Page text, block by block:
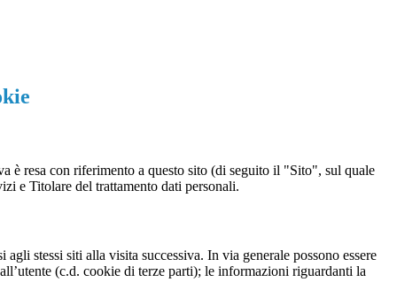
è resa con riferimento a questo sito (di seguito il "Sito", sul quale
e Titolare del trattamento dati personali.
stessi siti alla visita successiva. In via generale possono essere
(c.d. cookie di terze parti); le informazioni riguardanti la